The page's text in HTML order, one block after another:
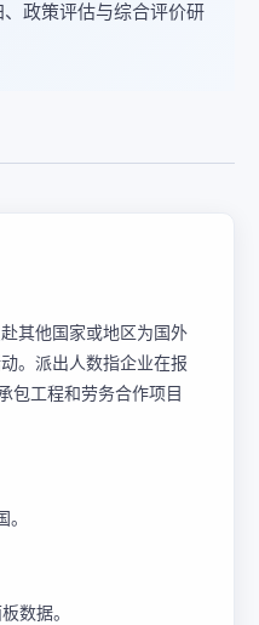
政策评估与综合评价研
其他国家或地区为国外
。派出人数指企业在报
包工程和劳务合作项目
数据。